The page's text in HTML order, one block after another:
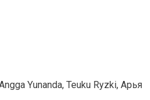
Yunanda, Teuku Ryzki, Арья